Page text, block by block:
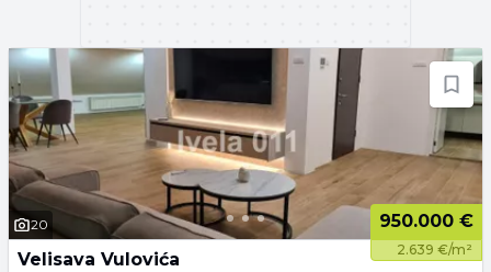
20 950.000 €
2.639 €/m²
Velisava Vulovića